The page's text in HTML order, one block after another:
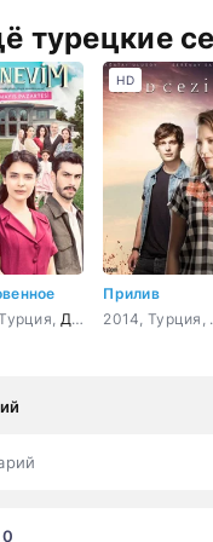
турецкие
Комедия
Драма
Прилив
HD
0